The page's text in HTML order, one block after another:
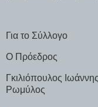
Για το Σύλλογο
Ο Πρόεδρος
Γκιλιόπουλος Ιωάννης
Ρωμύλος